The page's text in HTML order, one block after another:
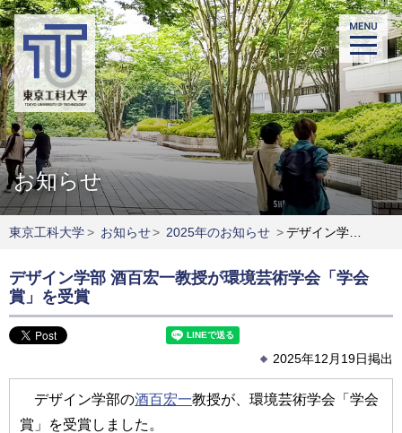
お知らせ
東京工科大学> お知らせ> 2025年のお知らせ >デザイン学部 酒百宏一教授が環境芸術学会「学会賞」を受賞
デザイン学部 酒百宏一教授が環境芸術学会「学会
賞」を受賞
2025年12月19日掲出
デザイン学部の酒百宏一教授が、環境芸術学会「学会
賞」を受賞しました。